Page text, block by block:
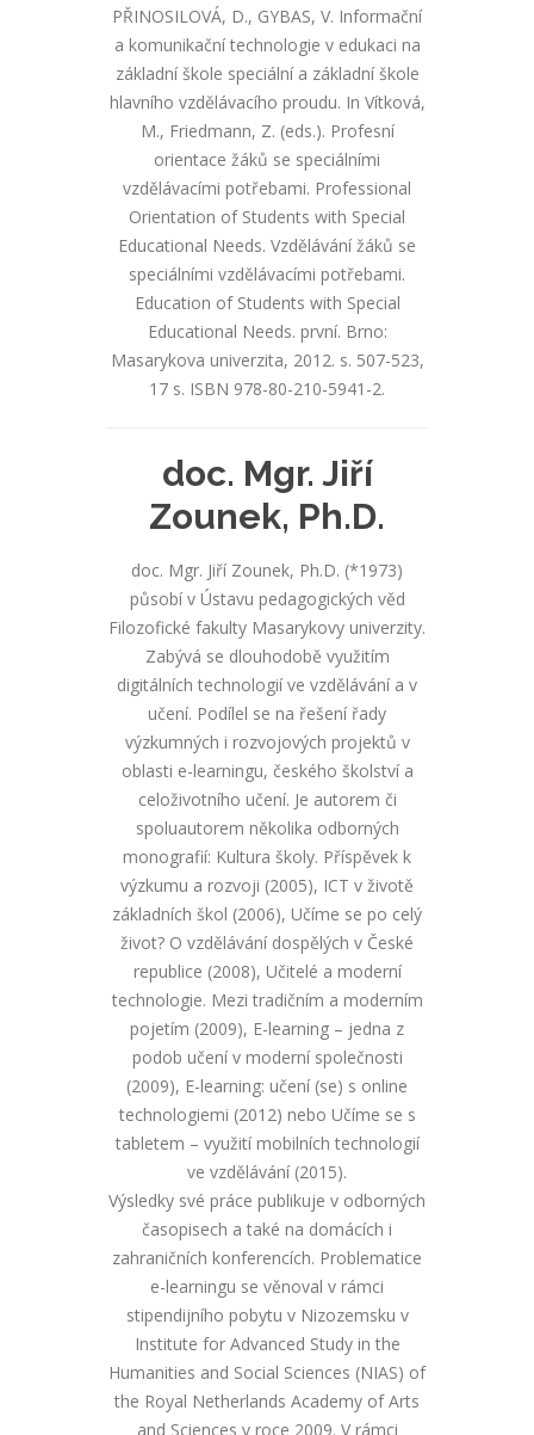
PŘINOSILOVÁ, D., GYBAS, V. Informační
a komunikační technologie v edukaci na
základní škole speciální a základní škole
hlavního vzdělávacího proudu. In Vítková,
M., Friedmann, Z. (eds.). Profesní
orientace žáků se speciálními
vzdělávacími potřebami. Professional
Orientation of Students with Special
Educational Needs. Vzdělávání žáků se
speciálními vzdělávacími potřebami.
Education of Students with Special
Educational Needs. první. Brno:
Masarykova univerzita, 2012. s. 507-523,
17 s. ISBN 978-80-210-5941-2.
doc. Mgr. Jiří
Zounek, Ph.D.
doc. Mgr. Jiří Zounek, Ph.D. (*1973)
působí v Ústavu pedagogických věd
Filozofické fakulty Masarykovy univerzity.
Zabývá se dlouhodobě využitím
digitálních technologií ve vzdělávání a v
učení. Podílel se na řešení řady
výzkumných i rozvojových projektů v
oblasti e-learningu, českého školství a
celoživotního učení. Je autorem či
spoluautorem několika odborných
monografií: Kultura školy. Příspěvek k
výzkumu a rozvoji (2005), ICT v životě
základních škol (2006), Učíme se po celý
život? O vzdělávání dospělých v České
republice (2008), Učitelé a moderní
technologie. Mezi tradičním a moderním
pojetím (2009), E-learning – jedna z
podob učení v moderní společnosti
(2009), E-learning: učení (se) s online
technologiemi (2012) nebo Učíme se s
tabletem – využití mobilních technologií
ve vzdělávání (2015).
Výsledky své práce publikuje v odborných
časopisech a také na domácích i
zahraničních konferencích. Problematice
e-learningu se věnoval v rámci
stipendijního pobytu v Nizozemsku v
Institute for Advanced Study in the
Humanities and Social Sciences (NIAS) of
the Royal Netherlands Academy of Arts
and Sciences v roce 2009. V rámci